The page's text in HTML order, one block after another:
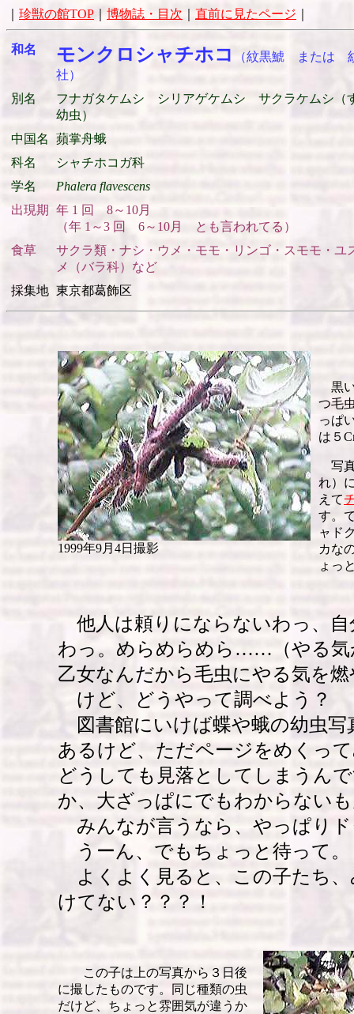
珍獣の館TOP 博物誌・目次 直前に見たページ
和名 モンクロシャチホコ
（紋黒鯱 または
社）
別名
フナガタケムシ シリアゲケムシ サクラケムシ（
幼虫）
中国名
蘋掌舟蛾
科名
シャチホコガ科
学名
Phalera flavescens
出現期
年 1 回 8～10月
（年 1～3 回 6～10月 とも言われてる）
食草
サクラ類・ナシ・ウメ・モモ・リンゴ・スモモ・ユ
メ（バラ科）など
採集地 東京都葛飾区
1999年9月4日撮影
黒い
つ毛
っぱ
は５
写真
れ）
えて
す。
ャド
カな
ょっ
他人は頼りにならないわっ、自
わっ。めらめらめら……（やる
乙女なんだから毛虫にやる気を
けど、どうやって調べよう？
図書館にいけば蝶や蛾の幼虫写
あるけど、ただページをめくっ
どうしても見落としてしまうん
か、大ざっぱにでもわからない
みんなが言うなら、やっぱり
うーん、でもちょっと待って。
よくよく見ると、この子たち、
けてない？？？！
この子は上の写真から３日後
に撮したものです。同じ種類の虫
だけど、ちょっと雰囲気が違うか